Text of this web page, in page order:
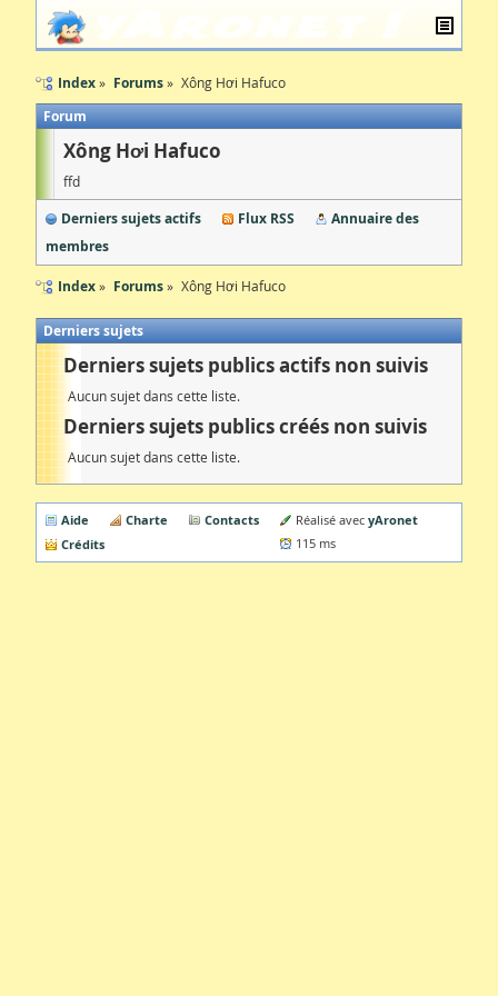
Index Forums Xông Hơi Hafuco
Forum
Xông Hơi Hafuco
ffd
Derniers sujets actifs Flux RSS
Annuaire des
membres
Index Forums Xông Hơi Hafuco
Derniers sujets
Derniers sujets publics actifs non suivis
Aucun sujet dans cette liste.
Derniers sujets publics créés non suivis
Aucun sujet dans cette liste.
Aide Charte
Contacts
Crédits
Réalisé avecyAronet
115 ms